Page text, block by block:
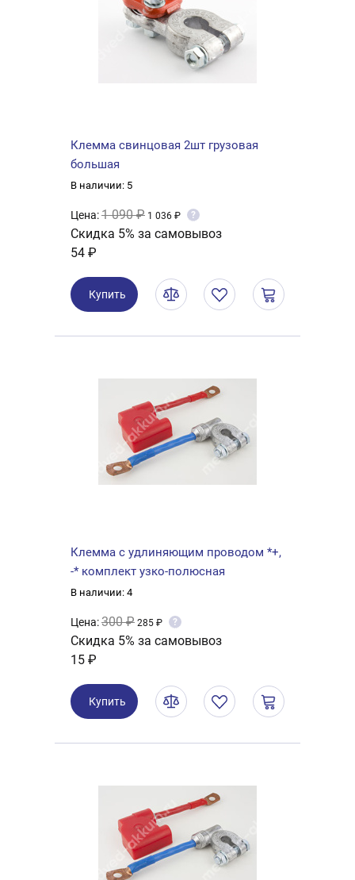
Клемма свинцовая 2шт грузовая
большая
В наличии: 5
Цена:1 090 ₽ 1 036 ₽ ?
Скидка 5% за самовывоз
54 ₽
Купить
Клемма с удлиняющим проводом *+,
-* комплект узко-полюсная
В наличии: 4
Цена:300 ₽ 285 ₽ ?
Скидка 5% за самовывоз
15 ₽
Купить